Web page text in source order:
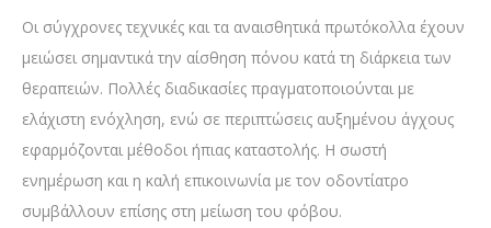
Οι σύγχρονες τεχνικές και τα αναισθητικά πρωτόκολλα έχουν
μειώσει σημαντικά την αίσθηση πόνου κατά τη διάρκεια των
θεραπειών. Πολλές διαδικασίες πραγματοποιούνται με
ελάχιστη ενόχληση, ενώ σε περιπτώσεις αυξημένου άγχους
εφαρμόζονται μέθοδοι ήπιας καταστολής. Η σωστή
ενημέρωση και η καλή επικοινωνία με τον οδοντίατρο
συμβάλλουν επίσης στη μείωση του φόβου.